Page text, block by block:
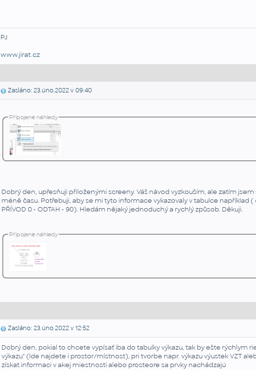
PJ
www.jirat.cz
Zasláno: 23.úno.2022 v 09:40
Připojené náhledy
Dobrý den, upřesňuji přiloženými screeny. Váš návod vyzkouším, ale zatím
méně času. Potřebuji, aby se mi tyto informace vykazovaly v tabulce například (
PŘÍVOD 0 - ODTAH - 90). Hledám nějaký jednoduchý a rychlý způsob. Děkuji.
Připojené náhledy
Zasláno: 23.úno.2022 v 12:52
Dobrý den, pokial to chcete vypísať iba do tabulky výkazu, tak by ešte rýchlym
výkazu" (lde najdete i prostor/místnost), pri tvorbe napr. výkazu výustek VZT
získat informaci v akej miestnosti alebo prosteore sa prvky nachádzajú